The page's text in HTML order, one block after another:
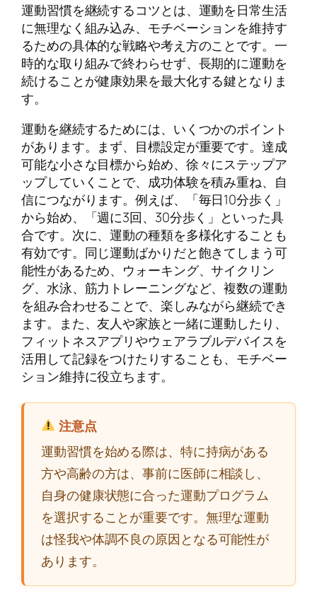
運動習慣を継続するコツとは、運動を日常生活
に無理なく組み込み、モチベーションを維持す
るための具体的な戦略や考え方のことです。一
時的な取り組みで終わらせず、長期的に運動を
続けることが健康効果を最大化する鍵となりま
す。
運動を継続するためには、いくつかのポイント
があります。まず、目標設定が重要です。達成
可能な小さな目標から始め、徐々にステップア
ップしていくことで、成功体験を積み重ね、自
信につながります。例えば、「毎日10分歩く」
から始め、「週に3回、30分歩く」といった具
合です。次に、運動の種類を多様化することも
有効です。同じ運動ばかりだと飽きてしまう可
能性があるため、ウォーキング、サイクリン
グ、水泳、筋力トレーニングなど、複数の運動
を組み合わせることで、楽しみながら継続でき
ます。また、友人や家族と一緒に運動したり、
フィットネスアプリやウェアラブルデバイスを
活用して記録をつけたりすることも、モチベー
ション維持に役立ちます。
注意点
運動習慣を始める際は、特に持病がある
方や高齢の方は、事前に医師に相談し、
自身の健康状態に合った運動プログラム
を選択することが重要です。無理な運動
は怪我や体調不良の原因となる可能性が
あります。